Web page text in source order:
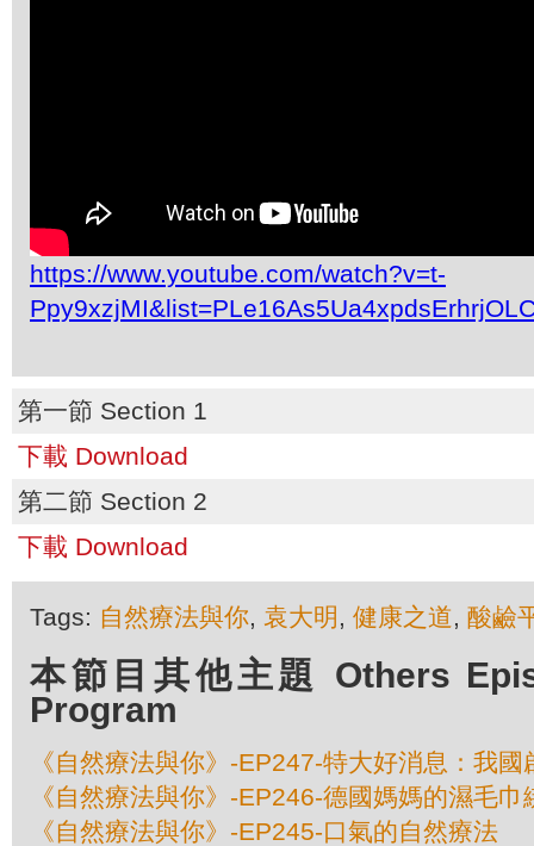
https://www.youtube.com/watch?v=t-
第一節 Section 1
下載 Download
第二節 Section 2
下載 Download
Tags: 自然療法與你, 袁大明 , 健康之道, 酸鹼
本節目其他主題 Others
Program
《自然療法與你》-EP247-特大好消息：我
《自然療法與你》-EP246-德國媽媽的濕毛巾
《自然療法與你》-EP245-口氣的自然療法